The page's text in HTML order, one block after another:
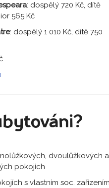
: dospělý 720 Kč, dítě
565 Kč
: dospělý 1 010 Kč, dítě 750
dvoulůžkových a
pokojích
s vlastním soc.